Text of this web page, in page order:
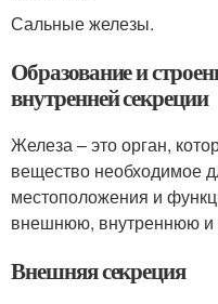
Сальные железы.
Образование и
внутренней секреции
Железа – это орган,
вещество необходимое
местоположения и
внешнюю, внутреннюю
Внешняя секреция